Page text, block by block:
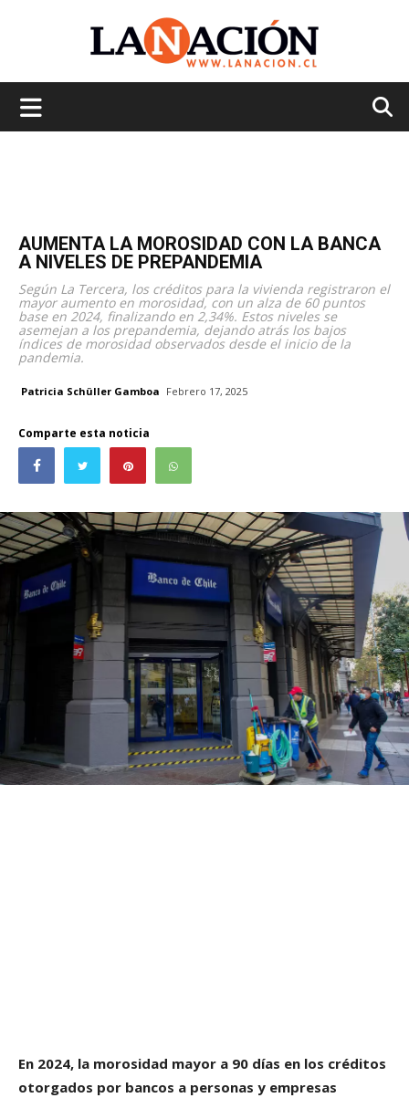
AUMENTA LA MOROSIDAD CON LA BANCA
A NIVELES DE PREPANDEMIA
Según La Tercera, los créditos para la vivienda registraron el
mayor aumento en morosidad, con un alza de 60 puntos
base en 2024, finalizando en 2,34%. Estos niveles se
asemejan a los prepandemia, dejando atrás los bajos
índices de morosidad observados desde el inicio de la
pandemia.
Patricia Schüller Gamboa Febrero 17, 2025
Comparte esta noticia
En 2024, la morosidad mayor a 90 días en los créditos
otorgados por bancos a personas y empresas